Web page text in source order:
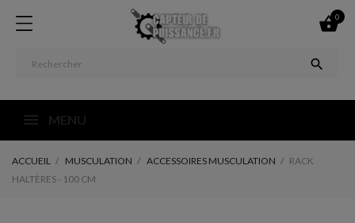

0

MENU
ACCUEIL MUSCULATION ACCESSOIRES MUSCULATION
RACK
HALTÈRES - 100 CM